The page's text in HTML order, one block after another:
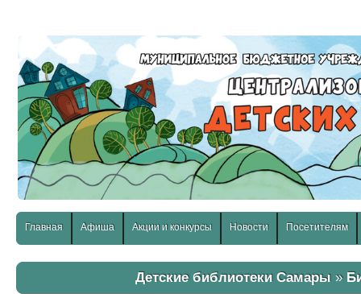
Главная Афиша Акции и конкурсы Новости Посетителям
Детские библиотеки Самары»